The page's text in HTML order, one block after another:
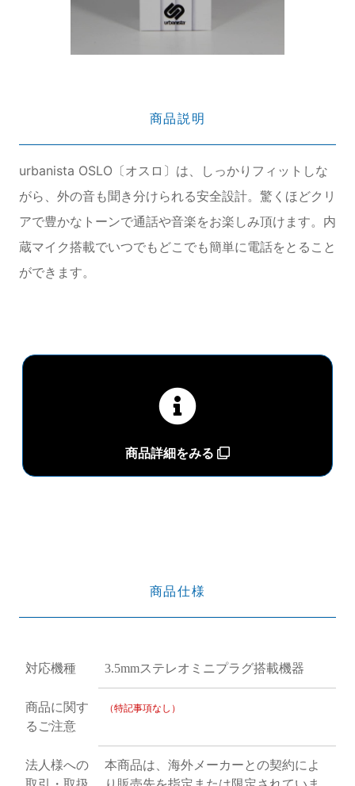
商品説明
urbanista OSLO〔オスロ〕は、しっかりフィットしな
がら、外の音も聞き分けられる安全設計。驚くほどクリ
アで豊かなトーンで通話や音楽をお楽しみ頂けます。内
蔵マイク搭載でいつでもどこでも簡単に電話をとること
ができます。
商品詳細をみる
商品仕様
対応機種 3.5mmステレオミニプラグ搭載機器
商品に関す
るご注意
（特記事項なし）
法人様への
本商品は、海外メーカーとの契約によ